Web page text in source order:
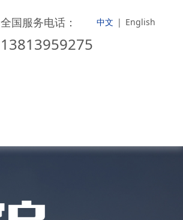
中文 | English
全国服务电话：
13813959275